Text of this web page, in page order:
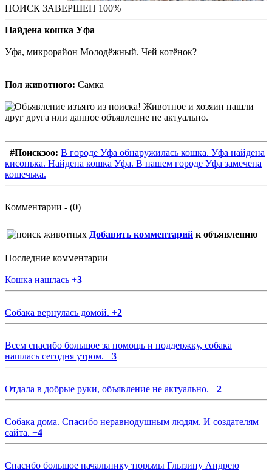
ПОИСК ЗАВЕРШЕН 100%
Найдена кошка Уфа
Уфа, микрорайон Молодёжный. Чей котёнок?
Пол животного: Самка
#Поискзоо: В городе Уфа обнаружилась кошка. Уфа найдена
кисонька. Найдена кошка Уфа. В нашем городе Уфа замечена
кошечька.
Комментарии - (0)
Добавить комментарий к объявлению
Последние комментарии
Кошка нашлась +3
Собака вернулась домой. +2
Всем спасибо большое за помощь и поддержку, собака
нашлась сегодня утром. +3
Отдала в добрые руки, объявление не актуально. +2
Собака дома. Спасибо неравнодушным людям. И создателям
сайта. +4
Спасибо большое начальнику тюрьмы Глызину Андрею